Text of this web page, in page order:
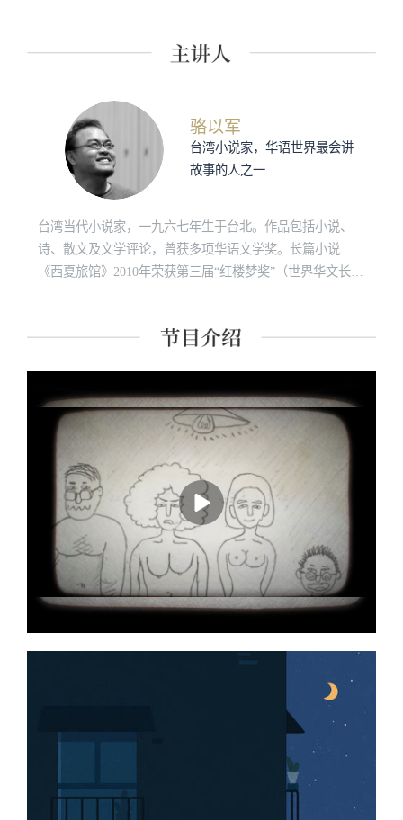
骆以军
台湾小说家，华语世界最会讲
故事的人之一
台湾当代小说家，一九六七年生于台北。作品包括小说、
诗、散文及文学评论，曾获多项华语文学奖。长篇小说
《西夏旅馆》2010年荣获第三届“红楼梦奖”（世界华文长篇